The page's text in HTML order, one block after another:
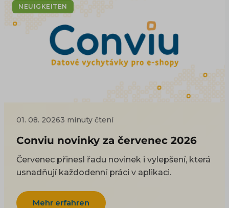
NEUIGKEITEN
01. 08. 20263 minuty čtení
Conviu novinky za červenec 2026
Červenec přinesl řadu novinek i vylepšení, která
usnadňují každodenní práci v aplikaci.
Mehr erfahren